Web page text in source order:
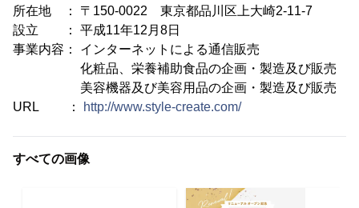
所在地 ： 〒150-0022 東京都品川区上大崎2-11-7
設立 ： 平成11年12月8日
事業内容： インターネットによる通信販売
化粧品、栄養補助食品の企画・製造及び販売
美容機器及び美容用品の企画・製造及び販売
URL ：
http://www.style-create.com/
すべての画像